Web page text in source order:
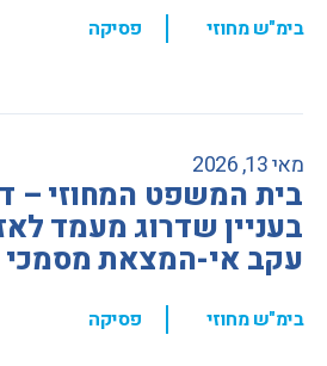
בימ"ש מחוזי , פסיקה
מאי 13, 2026
בית המשפט המחוזי –
בעניין שדרוג מעמד
עקב אי-המצאת
בימ"ש מחוזי , פסיקה